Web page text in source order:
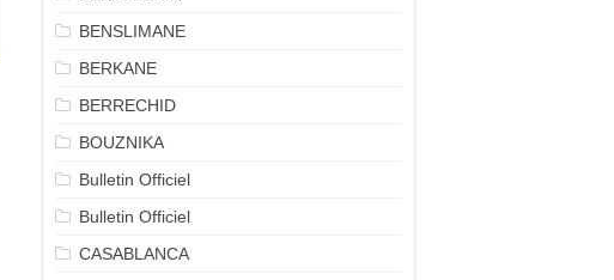
BENSLIMANE
BERKANE
BERRECHID
BOUZNIKA
Bulletin Officiel
Bulletin Officiel
CASABLANCA